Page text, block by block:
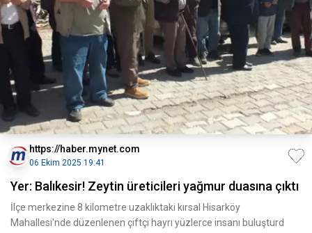
https://haber.mynet.com
06 Ekim 2025 19:41
Yer: Balıkesir! Zeytin üreticileri yağmur duasına çıktı
İlçe merkezine 8 kilometre uzaklıktaki kırsal Hisarköy
Mahallesi'nde düzenlenen çiftçi hayrı yüzlerce insanı buluşturd